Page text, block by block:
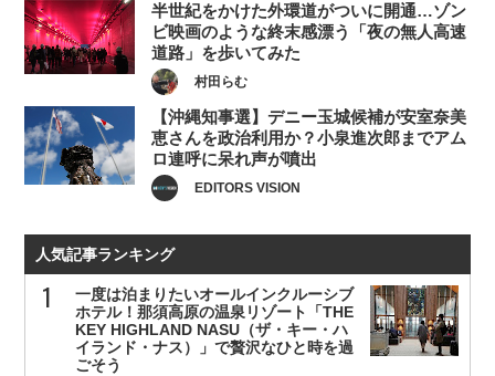
半世紀をかけた外環道がついに開通…ゾン
ビ映画のような終末感漂う「夜の無人高速
道路」を歩いてみた
村田らむ
【沖縄知事選】デニー玉城候補が安室奈美
恵さんを政治利用か？小泉進次郎までアム
ロ連呼に呆れ声が噴出
EDITORS VISION
人気記事ランキング
一度は泊まりたいオールインクルーシブ
ホテル！那須高原の温泉リゾート「THE
KEY HIGHLAND NASU（ザ・キー・ハ
イランド・ナス）」で贅沢なひと時を過
ごそう